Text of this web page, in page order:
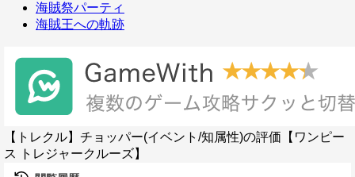
海賊祭パーティ
海賊王への軌跡
【トレクル】チョッパー(イベント/知属性)の評価【ワンピー
ス トレジャークルーズ】